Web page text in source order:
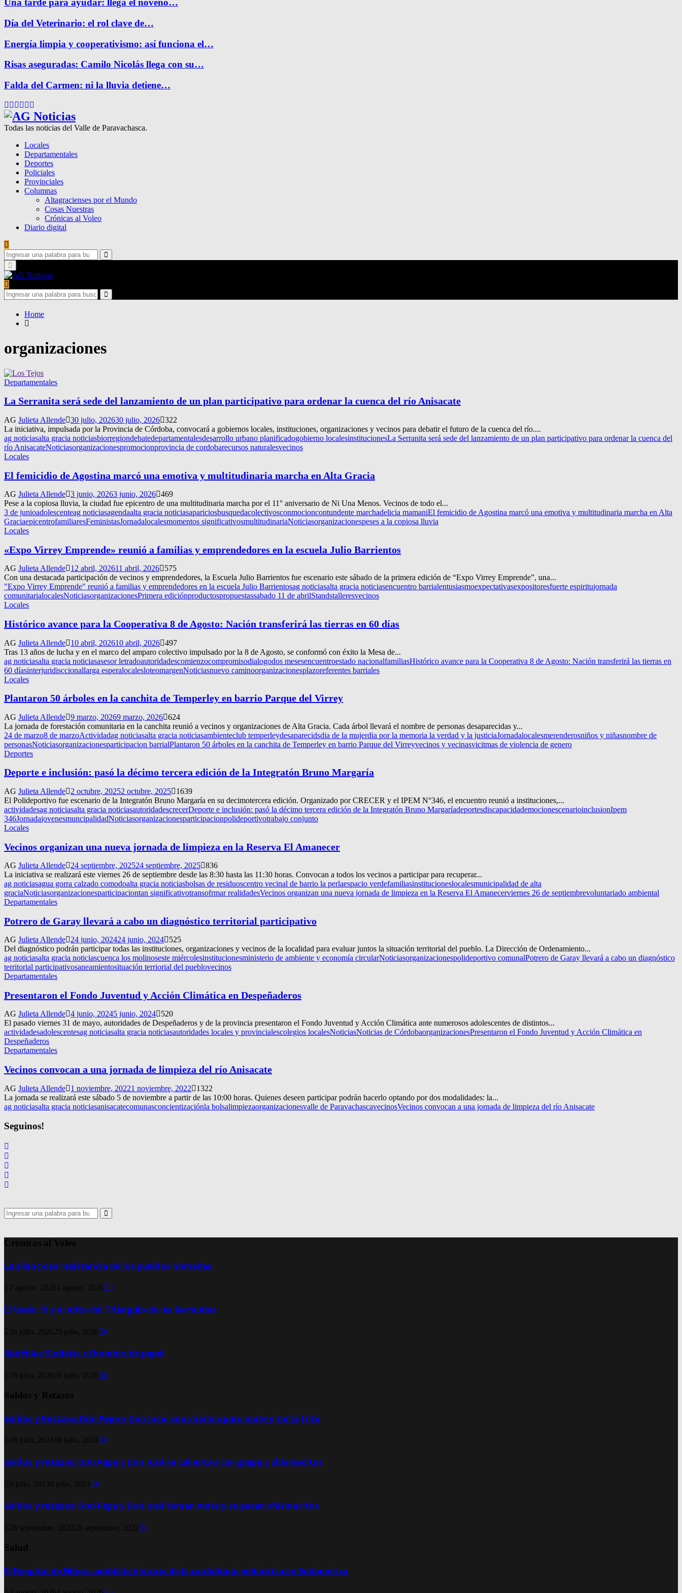
Una tarde para ayudar: llega el noveno…
Día del Veterinario: el rol clave de…
Energía limpia y cooperativismo: así funciona el…
Risas aseguradas: Camilo Nicolás llega con su…
Falda del Carmen: ni la lluvia detiene…
Facebook
Twitter
Instagram
Pinterest
Google
Todas las noticias del Valle de Paravachasca.
Locales
Departamentales
Deportes
Policiales
Provinciales
Columnas
Altagracienses por el Mundo
Cosas Nuestras
Crónicas al Voleo
Diario digital
Search
for:
Search
Primary
Menu
Search
for:
Search
Home
organizaciones
Departamentales
La Serranita será sede del lanzamiento de un plan participativo para ordenar la cuenca del río Anisacate
AG Julieta Allende 30 julio, 202630 julio, 2026 322
La iniciativa, impulsada por la Provincia de Córdoba, convocará a gobiernos locales, instituciones, organizaciones y vecinos para debatir el futuro de la cuenca del río....
ag noticiasalta gracia noticiasbiorregiondebatedepartamentalesdesarrollo urbano planificadogobierno localesinstitucionesLa Serranita será sede del lanzamiento de un plan participativo para ordenar la cuenca del
río AnisacateNoticiasorganizacionespromocionprovincia de cordobarecursos naturalesvecinos
Locales
El femicidio de Agostina marcó una emotiva y multitudinaria marcha en Alta Gracia
AG Julieta Allende 3 junio, 20263 junio, 2026 469
Pese a la copiosa lluvia, la ciudad fue epicentro de una multitudinaria marcha por el 11° aniversario de Ni Una Menos. Vecinos de todo el...
3 de junioadolescenteag noticiasagendaalta gracia noticiasapariciosbusquedacolectivosconmocioncontundente marchadelicia mamaniEl femicidio de Agostina marcó una emotiva y multitudinaria marcha en Alta
GraciaepicentrofamiliaresFeministasJornadalocalesmomentos significativosmultitudinariaNoticiasorganizacionespeses a la copiosa lluvia
Locales
«Expo Virrey Emprende» reunió a familias y emprendedores en la escuela Julio Barrientos
AG Julieta Allende 12 abril, 202611 abril, 2026
575
Con una destacada participación de vecinos y emprendedores, la Escuela Julio Barrientos fue escenario este sábado de la primera edición de “Expo Virrey Emprende”, una...
"Expo Virrey Emprende" reunió a familias y emprendedores en la escuela Julio Barrientosag noticiasalta gracia noticiasencuentro barrialentusiasmoexpectativasexpositoresfuerte espiritujornada
comunitarialocalesNoticiasorganizacionesPrimera ediciónproductospropuestassabado 11 de abrilStandstalleresvecinos
Locales
Histórico avance para la Cooperativa 8 de Agosto: Nación transferirá las tierras en 60 días
AG Julieta Allende 10 abril, 202610 abril, 2026 497
Tras 13 años de lucha y en el marco del amparo colectivo impulsado por la 8 de Agosto, se conformó con éxito la Mesa de...
ag noticiasalta gracia noticiasasesor letradoautoridadescomienzocompromisodialogodos mesesencuentroestado nacionalfamiliasHistórico avance para la Cooperativa 8 de Agosto: Nación transferirá las tierras en
60 díasinterjuridisccionallarga esperalocalesloteomargenNoticiasnuevo caminoorganizacionesplazoreferentes barriales
Locales
Plantaron 50 árboles en la canchita de Temperley en barrio Parque del Virrey
AG Julieta Allende 9 marzo, 20269 marzo, 2026 624
La jornada de forestación comunitaria en la canchita reunió a vecinos y organizaciones de Alta Gracia. Cada árbol llevará el nombre de personas desaparecidas y...
24 de marzo8 de marzoActividadag noticiasalta gracia noticiasambienteclub temperleydesaparecidsdia de la mujerdia por la memoria la verdad y la justiciaJornadalocalesmerenderosniños y niñasnombre de
personasNoticiasorganizacionesparticipacion barrialPlantaron 50 árboles en la canchita de Temperley en barrio Parque del Virreyvecinos y vecinasvicitmas de violencia de genero
Deportes
Deporte e inclusión: pasó la décimo tercera edición de la Integratón Bruno Margaría
AG Julieta Allende 2 octubre, 20252 octubre, 2025
1639
El Polideportivo fue escenario de la Integratón Bruno Margaría en su decimotercera edición. Organizado por CRECER y el IPEM N°346, el encuentro reunió a instituciones,...
actividadesag noticiasalta gracia noticiasautoridadescrecerDeporte e inclusión: pasó la décimo tercera edición de la Integratón Bruno MargaríadeportesdiscapacidademocionescenarioinclusionIpem
346JornadajovenesmuncipalidadNoticiasorganizacionesparticipacionpolideportivotrabajo conjunto
Locales
Vecinos organizan una nueva jornada de limpieza en la Reserva El Amanecer
AG Julieta Allende 24 septiembre, 202524 septiembre, 2025 836
La iniciativa se realizará este viernes 26 de septiembre desde las 8:30 hasta las 11:30 horas. Convocan a todos los vecinos a participar para recuperar...
ag noticiasagua gorra calzado comodoalta gracia noticiasbolsas de residuoscentro vecinal de barrio la perlaespacio verdefamiliasinstitucioneslocalesmunicipalidad de alta
graciaNoticiasorganizacionesparticipaciontan significativotransofrmar realidadesVecinos organizan una nueva jornada de limpieza en la Reserva El Amanecerviernes 26 de septiembrevoluntariado ambiental
Departamentales
Potrero de Garay llevará a cabo un diagnóstico territorial participativo
AG Julieta Allende 24 junio, 202424 junio, 2024
525
Del diagnóstico podrán participar todas las instituciones, organizaciones y vecinos de la localidad para evaluar juntos la situación territorial del pueblo. La Dirección de Ordenamiento...
ag noticiasalta gracia noticiascuenca los molinoseste miércolesinstitucionesministerio de ambiente y economía circularNoticiasorganizacionespolideportivo comunalPotrero de Garay llevará a cabo un diagnóstico
territorial participativosaneamientosituación terriorial del pueblovecinos
Departamentales
Presentaron el Fondo Juventud y Acción Climática en Despeñaderos
AG Julieta Allende 4 junio, 20245 junio, 2024
520
El pasado viernes 31 de mayo, autoridades de Despeñaderos y de la provincia presentaron el Fondo Juventud y Acción Climática ante numerosos adolescentes de distintos...
actividadesadolescentesag noticiasalta gracia noticiasautoridades locales y provincialescolegios localesNoticiasNoticias de CórdobaorganizacionesPresentaron el Fondo Juventud y Acción Climática en
Despeñaderos
Departamentales
Vecinos convocan a una jornada de limpieza del río Anisacate
AG Julieta Allende 1 noviembre, 20221 noviembre, 2022
1322
La jornada se realizará este sábado 5 de noviembre a partir de las 10:00 horas. Quienes deseen participar podrán hacerlo optando por dos modalidades: la...
ag noticiasalta gracia noticiasanisacatecomunasconcientizaciónla bolsalimpiezaorganizacionesvalle de ParavachascavecinosVecinos convocan a una jornada de limpieza del río Anisacate
Seguinos!
Search
for:
Search
Crónicas al Voleo
La silenciosa resistencia de los pueblos nómadas
2 agosto, 2026 1 agosto, 2026 0
El Vuelo 19 y el mito del Triángulo de las Bermudas
26 julio, 2026 25 julio, 2026 0
Matthias Sindelar, el hombre de papel
19 julio, 2026 18 julio, 2026 0
Saldos y Retazos
Saldos y Retazos: Don Pepe y Don José, una charla a puro mate y torta frita
18 julio, 2024 18 julio, 2024 0
Saldos y retazos: Don Pepe y Don José se calientan con grapa y chismecitos
9 julio, 20239 julio, 2023 0
Saldos y retazos: Don Pepe y Don José toman mate y se pasan chismecitos
28 septiembre, 2022 28 septiembre, 2022 0
Salud
El Hospital de Niños cambió la historia de la cardiología pediátrica en Sudamérica